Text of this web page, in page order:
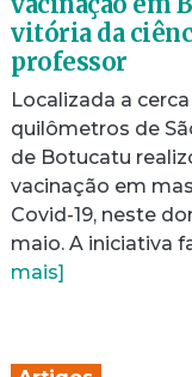
vitória da
professor
Localizada a
quilômetros de
de Botucatu
vacinação em
Covid-19, neste
maio. A iniciativa
mais]